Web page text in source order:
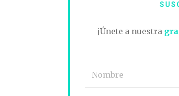
¡Únete a nuestra